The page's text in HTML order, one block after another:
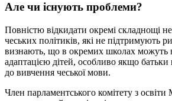
Але чи існують проблеми?
Повністю відкидати окремі складнощі
чеських політиків, які не підтримують
визнають, що в окремих школах можуть
адаптацією дітей, особливо якщо батьки
до вивчення чеської мови.
Член парламентського комітету з освіти